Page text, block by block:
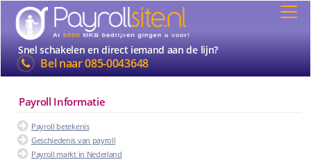
Snel schakelen en direct iemand aan de lijn?
Bel naar085-0043648
Payroll Informatie
Payroll betekenis
Geschiedenis van payroll
Payroll markt in Nederland